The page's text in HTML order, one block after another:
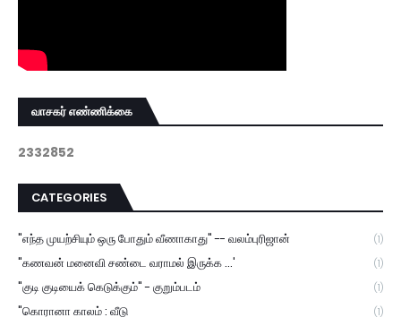
வாசகர் எண்ணிக்கை
2332852
CATEGORIES
"எந்த முயற்சியும் ஒரு போதும் வீணாகாது" -- வலம்புரிஜான் (1)
"கணவன் மனைவி சண்டை வராமல் இருக்க ...' (1)
"குடி குடியைக் கெடுக்கும்" - குறும்படம் (1)
"கொரானா காலம் : வீடு (1)